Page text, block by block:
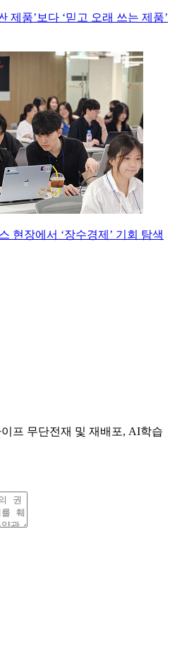
제품’보다 ‘믿고 오래 쓰는 제품’
현장에서 ‘장수경제’ 기회 탐색
프 무단전재 및 재배포, AI학습